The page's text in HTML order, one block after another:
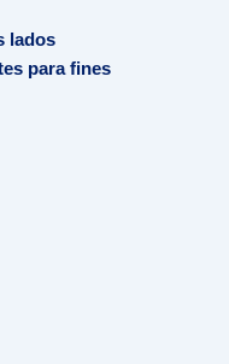
lados
para fines